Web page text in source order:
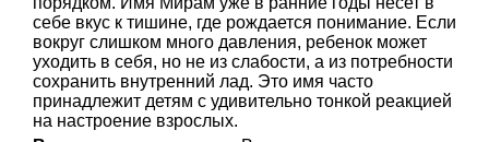
себе вкус к тишине, где рождается понимание. Если
вокруг слишком много давления, ребенок может
уходить в себя, но не из слабости, а из потребности
сохранить внутренний лад. Это имя часто
принадлежит детям с удивительно тонкой реакцией
на настроение взрослых.